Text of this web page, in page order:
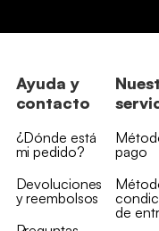
Ayuda y
contacto
¿Dónde está
mi pedido?
Devoluciones
y reembolsos
pago
de